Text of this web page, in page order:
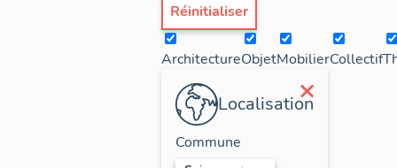
Réinitialiser
ArchitectureObjetMobilierCollectif
×
Localisation
Commune